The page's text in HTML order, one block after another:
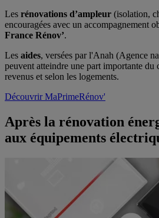
Les rénovations d’ampleur (isolation,
encouragées avec un accompagnement
France Rénov’.
Les aides, versées par l'Anah (Agence
peuvent atteindre une part importante du
revenus et selon les logements.
Découvrir MaPrimeRénov'
Après la rénovation
aux équipements